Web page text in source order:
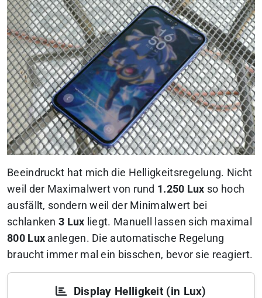
Beeindruckt hat mich die Helligkeitsregelung. Nicht
weil der Maximalwert von rund 1.250 Lux so hoch
ausfällt, sondern weil der Minimalwert bei
schlanken3 Lux liegt. Manuell lassen sich maximal
800 Lux anlegen. Die automatische Regelung
braucht immer mal ein bisschen, bevor sie reagiert.
Display Helligkeit (in Lux)